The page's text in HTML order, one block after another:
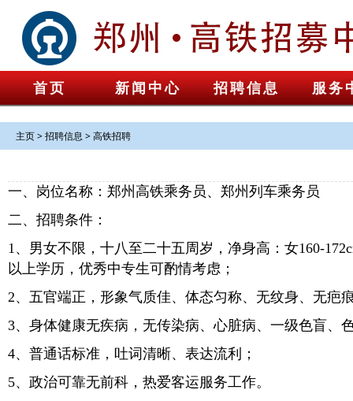
首页 新闻中心 招聘信息 服务
主页>招聘信息 >高铁招聘
一、岗位名称：郑州高铁乘务员、郑州列车乘务员
二、招聘条件：
1、男女不限，十八至二十五周岁，净身高：女160-
以上学历，优秀中专生可酌情考虑；
2、五官端正，形象气质佳、体态匀称、无纹身、无疤
3、身体健康无疾病，无传染病、心脏病、一级色盲、
4、普通话标准，吐词清晰、表达流利；
5、政治可靠无前科，热爱客运服务工作。